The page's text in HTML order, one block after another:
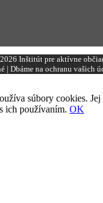
Inštitút pre aktívne
| Dbáme na ochranu vašich
súbory cookies.
ich používaním. OK